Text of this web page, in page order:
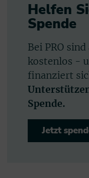
Helfen
Spende
Bei PRO
kostenlos -
finanziert
Spende.
Jetzt